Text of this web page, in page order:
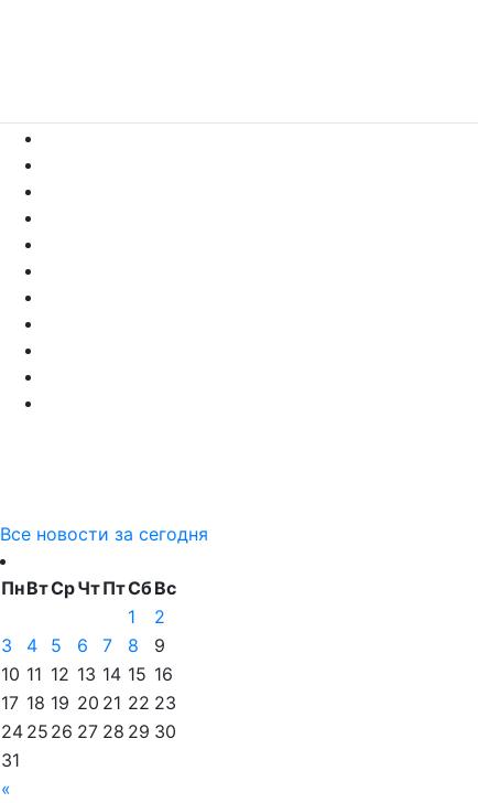
Все новости за сегодня
ПнВтСрЧтПтСбВс
«
1
2
3
4 5 6 7 8
9
10 11 12 13 14 15 16
17 18 19 20 21 22 23
24 25 26 27 28 29 30
31